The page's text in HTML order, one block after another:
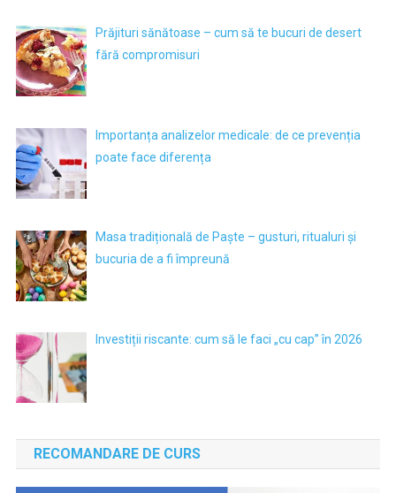
Prăjituri sănătoase – cum să te bucuri de desert
fără compromisuri
Importanța analizelor medicale: de ce prevenția
poate face diferența
Masa tradițională de Paște – gusturi, ritualuri și
bucuria de a fi împreună
Investiții riscante: cum să le faci „cu cap” în 2026
RECOMANDARE DE CURS